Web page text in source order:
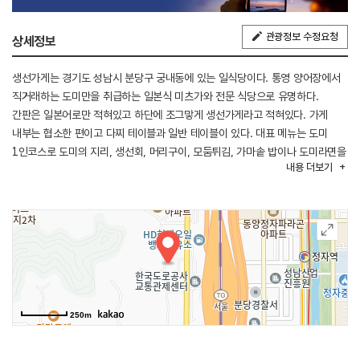
상세정보 관광정보 수정요청
생선가게는 경기도 성남시 분당구 궁내동에 있는 일식당이다. 통영 양어장에서
직거래하는 도미만을 취급하는 일본식 미츠가와 전문 식당으로 유명하다. ​
간판은 일본어로만 적혀있고 하단에 조그맣게 생선가게라고 적혀있다. 가게
내부는 협소한 편이고 다찌 테이블과 일반 테이블이 있다. 대표 메뉴는 도미
1인코스로 도미의 지리, 생선회, 머리구이, 모둠튀김, 가마솥 밥이나 도미라면을
먹을 수 있다. 그밖에 도미솥밥정식, 도미솥밥특정식, 도미라면 정식, 도미
상가 공용주차장을 이용해야 한다.
※ 반려동물 동반 불가
내용 더보기
250m